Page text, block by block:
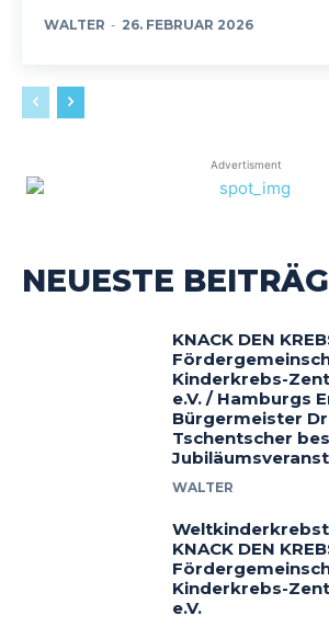
WALTER - 26. FEBRUAR 2026
Advertisment
NEUESTE
KNACK DEN
Kinderkrebs-
e.V. / Hamburgs
Bürgermeister
Tschentscher
WALTER
KNACK DEN
Kinderkrebs-
e.V.